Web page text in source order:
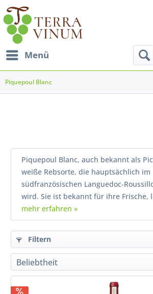
Menü
Piquepoul Blanc
Piquepoul Blanc, auch bekannt als
weiße Rebsorte, die hauptsächlich im
südfranzösischen Languedoc-
wird. Sie ist bekannt für ihre Frische,
mehr erfahren »
Filtern